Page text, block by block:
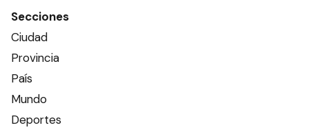
Secciones
Ciudad
Provincia
País
Mundo
Deportes